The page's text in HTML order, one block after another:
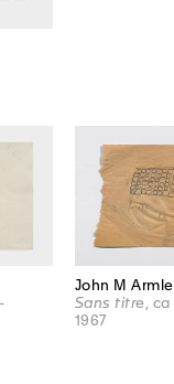
John M
Sans titre , ca
1967